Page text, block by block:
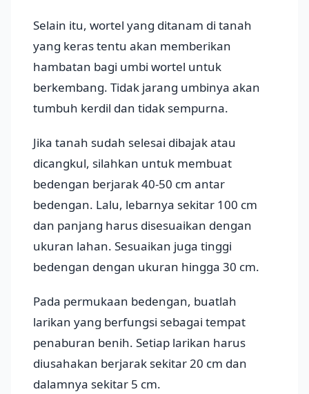
Selain itu, wortel yang ditanam di tanah
yang keras tentu akan memberikan
hambatan bagi umbi wortel untuk
berkembang. Tidak jarang umbinya akan
tumbuh kerdil dan tidak sempurna.
Jika tanah sudah selesai dibajak atau
dicangkul, silahkan untuk membuat
bedengan berjarak 40-50 cm antar
bedengan. Lalu, lebarnya sekitar 100 cm
dan panjang harus disesuaikan dengan
ukuran lahan. Sesuaikan juga tinggi
bedengan dengan ukuran hingga 30 cm.
Pada permukaan bedengan, buatlah
larikan yang berfungsi sebagai tempat
penaburan benih. Setiap larikan harus
diusahakan berjarak sekitar 20 cm dan
dalamnya sekitar 5 cm.